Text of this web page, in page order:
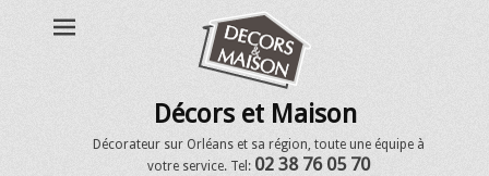
Décors et Maison
Décorateur sur Orléans et sa région, toute une équipe à
votre service. Tel: 02 38 76 05 70